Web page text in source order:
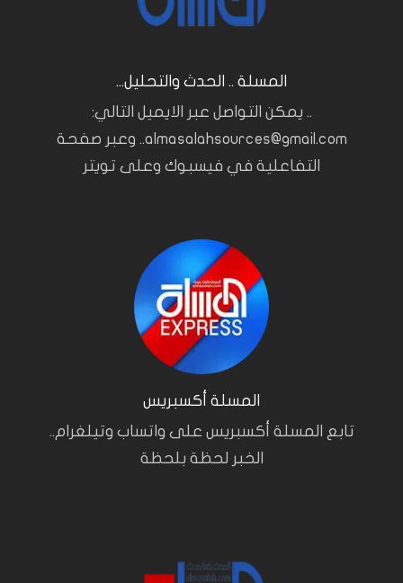
المسلة .. الحدث والتحليل...
.. يمكن التواصل عبر الايميل التالي:
almasalahsources@gmail.com.. وعبر صفحة
التفاعلية في فيسبوك وعلى تويتر
المسلة أكسبريس
تابع المسلة أكسبريس على واتساب وتيلغرام..
الخبر لحظة بلحظة